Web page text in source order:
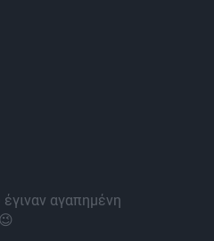
αγαπημένη